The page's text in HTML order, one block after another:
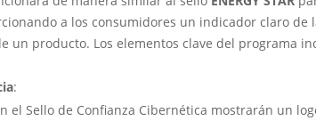
a los consumidores un indicador claro de
un producto. Los elementos clave del programa
:
el Sello de Confianza Cibernética mostrarán un